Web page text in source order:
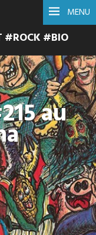
MENU
#ROCK #BIO
au